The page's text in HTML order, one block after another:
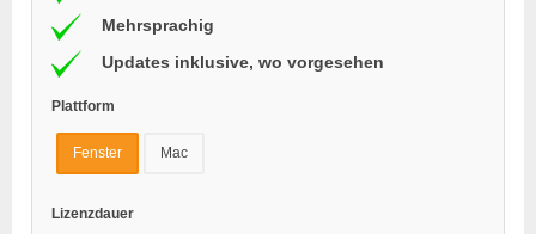
Mehrsprachig
Updates inklusive, wo vorgesehen
Plattform
Fenster Mac
Lizenzdauer